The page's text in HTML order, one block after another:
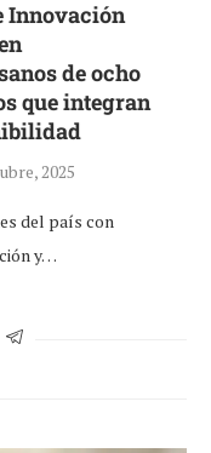
Innovación
de ocho
que integran
2025
del país con
y…